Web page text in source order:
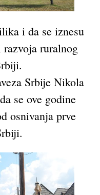
i da se iznesu
ruralnog
Srbije Nikola
se ove godine
osnivanja prve